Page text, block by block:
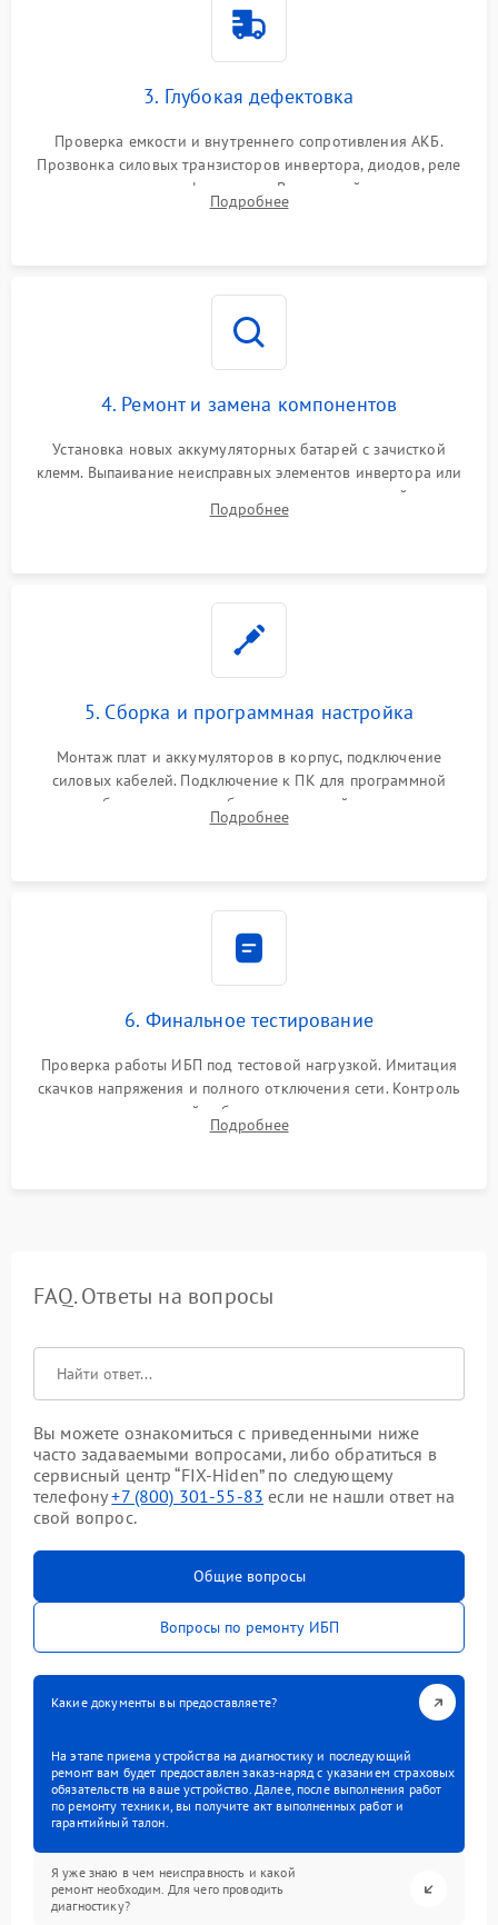
3. Глубокая дефектовка
Проверка емкости и внутреннего сопротивления АКБ.
Прозвонка силовых транзисторов инвертора, диодов, реле
переключения и трансформатора. Визуальный поиск вздутых
конденсаторов и прогаров на печатной плате.
Подробнее
4. Ремонт и замена компонентов
Установка новых аккумуляторных батарей с зачисткой
клемм. Выпаивание неисправных элементов инвертора или
цепи зарядки и монтаж новых радиодеталей.
Восстановление поврежденных токоведущих дорожек и
Подробнее
5. Сборка и программная настройка
Монтаж плат и аккумуляторов в корпус, подключение
силовых кабелей. Подключение к ПК для программной
калибровки констант батареи, настройки порогов
срабатывания AVR и сброса счетчиков старения АКБ.
Подробнее
6. Финальное тестирование
Проверка работы ИБП под тестовой нагрузкой. Имитация
скачков напряжения и полного отключения сети. Контроль
времени автономной работы, температурного режима и
корректности формы выходного сигнала.
Подробнее
FAQ. Ответы на вопросы
Вы можете ознакомиться с приведенными ниже
часто задаваемыми вопросами, либо обратиться в
сервисный центр “FIX-Hiden” по следующему
телефону+7 (800) 301-55-83 если не нашли ответ на
свой вопрос.
Общие вопросы
Вопросы по ремонту ИБП
Какие документы вы предоставляете?
На этапе приема устройства на диагностику и последующий
ремонт вам будет предоставлен заказ-наряд с указанием страховых
обязательств на ваше устройство. Далее, после выполнения работ
по ремонту техники, вы получите акт выполненных работ и
гарантийный талон.
Я уже знаю в чем неисправность и какой
ремонт необходим. Для чего проводить
диагностику?